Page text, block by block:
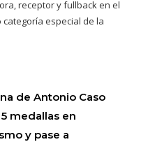
receptor y fullback en el
categoría especial de la
de Antonio Caso
medallas en
y pase a